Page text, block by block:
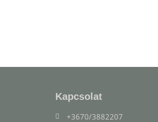
Kapcsolat
+3670/3882207